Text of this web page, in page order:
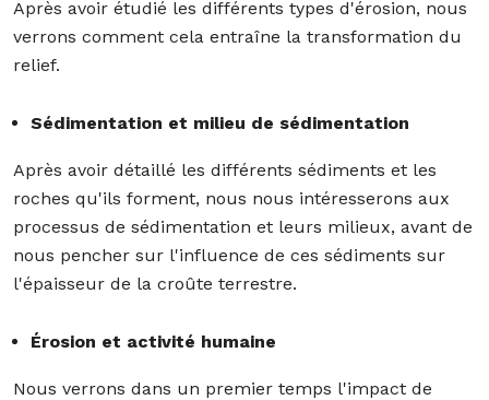
Après avoir étudié les différents types d'érosion, nous
verrons comment cela entraîne la transformation du
relief.
Sédimentation et milieu de sédimentation
Après avoir détaillé les différents sédiments et les
roches qu'ils forment, nous nous intéresserons aux
processus de sédimentation et leurs milieux, avant de
nous pencher sur l'influence de ces sédiments sur
l'épaisseur de la croûte terrestre.
Érosion et activité humaine
Nous verrons dans un premier temps l'impact de